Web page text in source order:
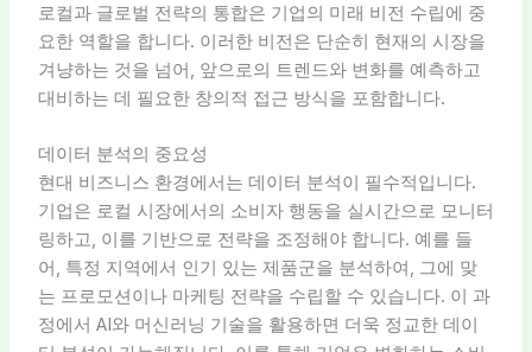
로컬과 글로벌 전략의 통합은 기업의 미래 비전 수립에 중
요한 역할을 합니다. 이러한 비전은 단순히 현재의 시장을
겨냥하는 것을 넘어, 앞으로의 트렌드와 변화를 예측하고
대비하는 데 필요한 창의적 접근 방식을 포함합니다.
데이터 분석의 중요성
현대 비즈니스 환경에서는 데이터 분석이 필수적입니다.
기업은 로컬 시장에서의 소비자 행동을 실시간으로 모니터
링하고, 이를 기반으로 전략을 조정해야 합니다. 예를 들
어, 특정 지역에서 인기 있는 제품군을 분석하여, 그에 맞
는 프로모션이나 마케팅 전략을 수립할 수 있습니다. 이 과
정에서 AI와 머신러닝 기술을 활용하면 더욱 정교한 데이